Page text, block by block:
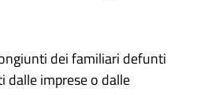
dei familiari defunti
dalle imprese o dalle